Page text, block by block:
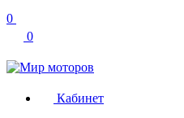
0
0
Кабинет